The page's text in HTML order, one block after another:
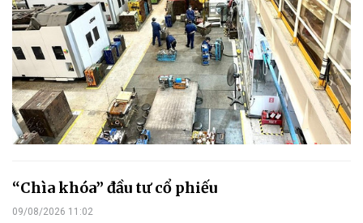
“Chìa khóa” đầu tư cổ phiếu
09/08/2026 11:02